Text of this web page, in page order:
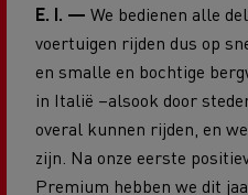
E. I. — We bedienen alle
voertuigen rijden dus op
en smalle en bochtige
in Italië –alsook door
overal kunnen rijden, en
zijn. Na onze eerste
Premium hebben we dit